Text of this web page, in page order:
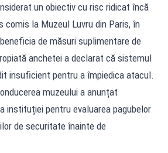
un obiectiv cu risc ridicat încă
comis la Muzeul Luvru din Paris, în
de măsuri suplimentare de
anchetei a declarat că sistemul
insuficient pentru a împiedica atacul.
muzeului a anunțat
instituției pentru evaluarea pagubelor
de securitate înainte de